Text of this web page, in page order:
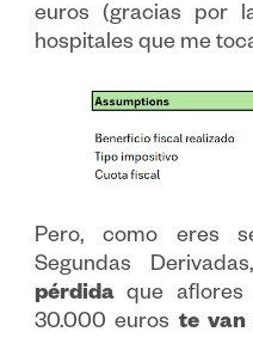
euros (gracias por
hospitales que me
Pero, como eres
Segundas
pérdidaque aflores
30.000 euros te van